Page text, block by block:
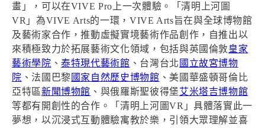
畫」，可以在VIVE Pro上一次體驗。「清明上河圖
VR」為VIVE Arts的一環，VIVE Arts旨在與全球博物館
及藝術家合作，推動虛擬實境藝術作品創作，自推出以
來積極致力於拓展藝術文化領域，包括與英國倫敦皇家
藝術學院 、泰特現代藝術館 、台灣台北 國立故宮博物
院 、法國巴黎 國家自然歷史博物館 、美國華盛頓哥倫比
亞特區新聞博物館 、與俄羅斯聖彼得堡艾米塔吉博物館
等都有開創性的合作。「清明上河圖VR」具體落實此一
夢想，以沉浸式互動體驗寓教於樂，引領大眾理解並喜